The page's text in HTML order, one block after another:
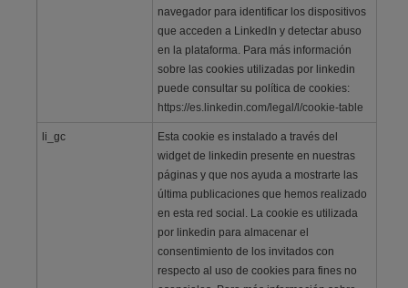
navegador para identificar los dispositivos
que acceden a LinkedIn y detectar abuso
en la plataforma. Para más información
sobre las cookies utilizadas por linkedin
puede consultar su política de cookies:
https://es.linkedin.com/legal/l/cookie-table
li_gc
Esta cookie es instalado a través del
widget de linkedin presente en nuestras
páginas y que nos ayuda a mostrarte las
última publicaciones que hemos realizado
en esta red social. La cookie es utilizada
por linkedin para almacenar el
consentimiento de los invitados con
respecto al uso de cookies para fines no